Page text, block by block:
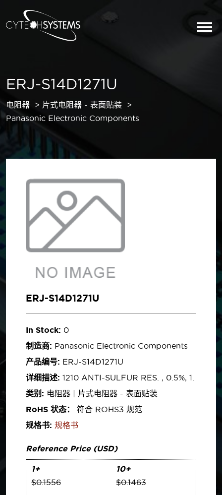
ERJ-S14D1271U
电阻器
片式电阻器 - 表面贴装
Panasonic Electronic Components
ERJ-S14D1271U
In Stock: 0
制造商: Panasonic Electronic Components
产品编号: ERJ-S14D1271U
详细描述: 1210 ANTI-SULFUR RES. , 0.5%, 1.
类别: 电阻器 | 片式电阻器 - 表面贴装
RoHS 状态：
符合 ROHS3 规范
规格书: 规格书
Reference Price (USD)
1+
$0.1556
10+
$0.1463